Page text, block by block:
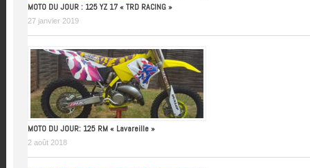
MOTO DU JOUR : 125 YZ 17 « TRD RACING »
27 janvier 2019
MOTO DU JOUR: 125 RM « Lavareille »
2 août 2018